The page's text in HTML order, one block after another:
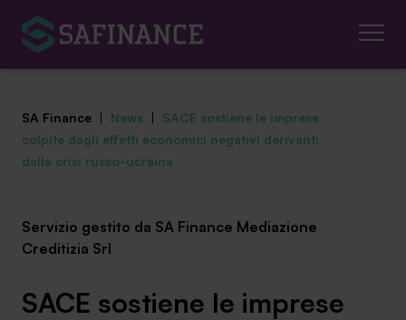
Finanza Agevolata
Centro studi
SA Finance | News | SACE sostiene le imprese
colpite dagli effetti economici negativi derivanti
dalla crisi russo-ucraina
Servizio gestito da SA Finance Mediazione
Creditizia Srl
SACE sostiene le imprese